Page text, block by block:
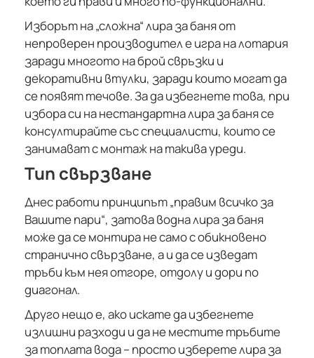
Изборът на „сложна“ лира за баня от
непроверен производител е игра на лотария
заради многото на брой свръзки и
декоративни втулки, заради които могат да
се появят течове. За да избегнете това, при
избора си на нестандартна лира за баня се
консултирайте със специалисти, които се
занимават с монтаж на такива уреди.
Тип свързване
Днес работи принципът „правим всичко за
Вашите пари“, затова водна лира за баня
може да се монтира не само с обикновено
странично свързване, а и да се изведат
тръби към нея отгоре, отдолу и дори по
диагонал.
Друго нещо е, ако искате да избегнете
излишни разходи и да не местите тръбите
за топлата вода – просто изберете лира за